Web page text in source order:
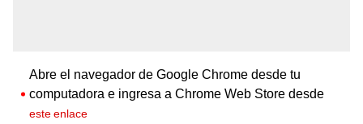
Abre el navegador de Google Chrome desde tu
computadora e ingresa a Chrome Web Store desde
este enlace